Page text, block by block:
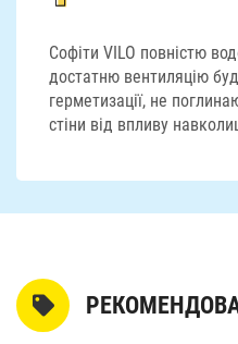
Софіти VILO повністю
достатню вентиляцію
герметизації, не
стіни від впливу